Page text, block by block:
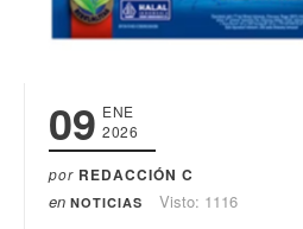
09 ENE
2026
por REDACCIÓN C
en NOTICIAS Visto: 1116